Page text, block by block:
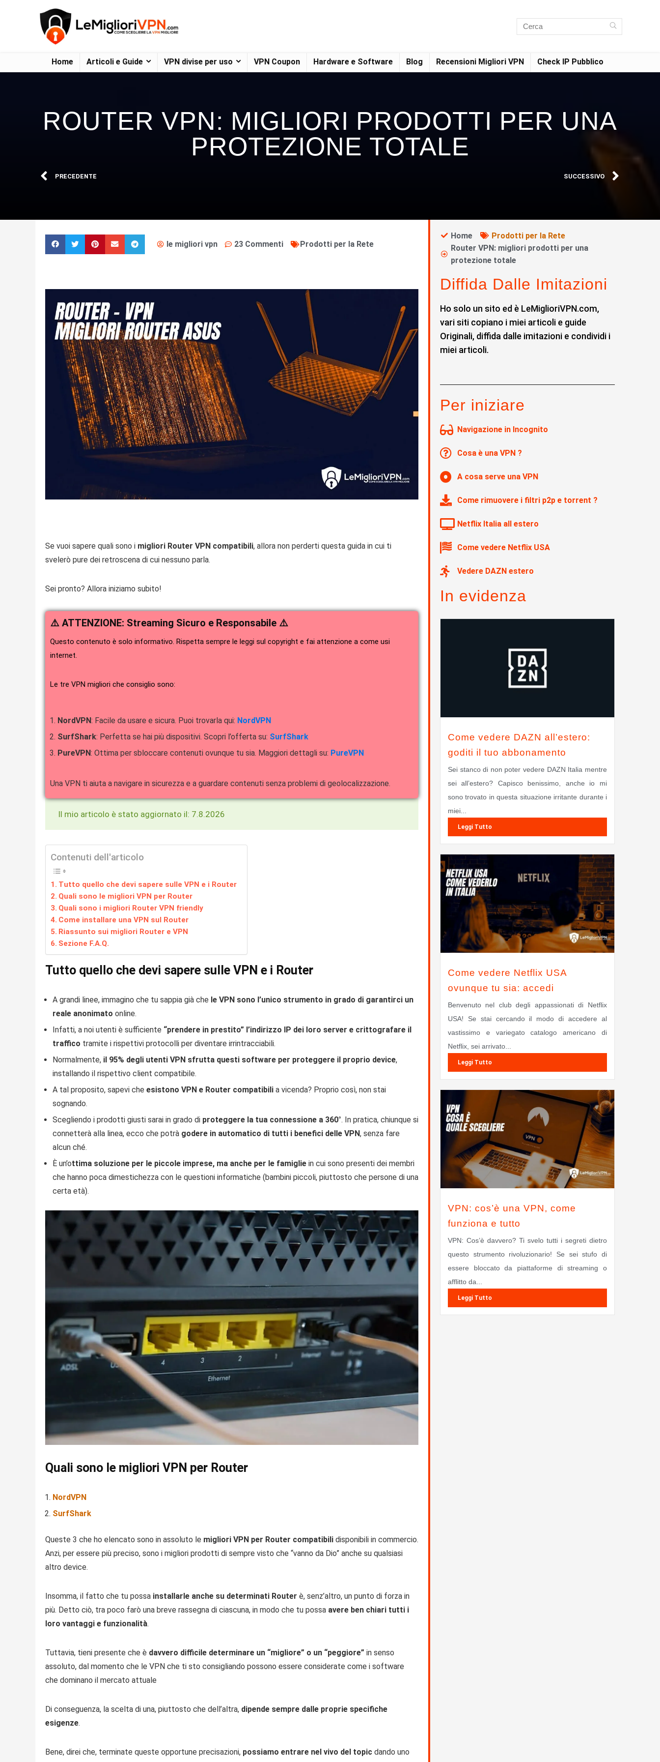
Home Articoli e Guide VPN divise per uso VPN Coupon Hardware e Software Blog Recensioni Migliori VPN Check IP Pubblico
ROUTER VPN: MIGLIORI PRODOTTI PER UNA
PROTEZIONE TOTALE
PRECEDENTE SUCCESSIVO
le migliori vpn 23 Commenti Prodotti per la Rete
Se vuoi sapere quali sono i migliori Router VPN compatibili, allora non perderti questa guida in cui ti
svelerò pure dei retroscena di cui nessuno parla.
Sei pronto? Allora iniziamo subito!
⚠️ ATTENZIONE: Streaming Sicuro e Responsabile ⚠️
Questo contenuto è solo informativo. Rispetta sempre le leggi sul copyright e fai attenzione a come usi
internet.
Le tre VPN migliori che consiglio sono:
NordVPN: Facile da usare e sicura. Puoi trovarla qui: NordVPN
SurfShark: Perfetta se hai più dispositivi. Scopri l’offerta su: SurfShark
PureVPN: Ottima per sbloccare contenuti ovunque tu sia. Maggiori dettagli su: PureVPN
Una VPN ti aiuta a navigare in sicurezza e a guardare contenuti senza problemi di geolocalizzazione.
Il mio articolo è stato aggiornato il: 7.8.2026
Contenuti dell'articolo
Tutto quello che devi sapere sulle VPN e i Router
Quali sono le migliori VPN per Router
Quali sono i migliori Router VPN friendly
Come installare una VPN sul Router
Riassunto sui migliori Router e VPN
Sezione F.A.Q.
Tutto quello che devi sapere sulle VPN e i Router
A grandi linee, immagino che tu sappia già che le VPN sono l’unico strumento in grado di garantirci un
reale anonimato online.
Infatti, a noi utenti è sufficiente “prendere in prestito” l’indirizzo IP dei loro server e crittografare il
traffico tramite i rispettivi protocolli per diventare irrintracciabili.
Normalmente, il 95% degli utenti VPN sfrutta questi software per proteggere il proprio device,
installando il rispettivo client compatibile.
A tal proposito, sapevi che esistono VPN e Router compatibili a vicenda? Proprio così, non stai
sognando.
Scegliendo i prodotti giusti sarai in grado di proteggere la tua connessione a 360°. In pratica, chiunque si
connetterà alla linea, ecco che potrà godere in automatico di tutti i benefici delle VPN, senza fare
alcun ché.
È un’ottima soluzione per le piccole imprese, ma anche per le famiglie in cui sono presenti dei membri
che hanno poca dimestichezza con le questioni informatiche (bambini piccoli, piuttosto che persone di una
certa età).
Quali sono le migliori VPN per Router
NordVPN
SurfShark
Queste 3 che ho elencato sono in assoluto le migliori VPN per Router compatibili disponibili in commercio.
Anzi, per essere più preciso, sono i migliori prodotti di sempre visto che “vanno da Dio” anche su qualsiasi
altro device.
Insomma, il fatto che tu possa installarle anche su determinati Router è, senz’altro, un punto di forza in
più. Detto ciò, tra poco farò una breve rassegna di ciascuna, in modo che tu possa avere ben chiari tutti i
loro vantaggi e funzionalità.
Tuttavia, tieni presente che è davvero difficile determinare un “migliore” o un “peggiore” in senso
assoluto, dal momento che le VPN che ti sto consigliando possono essere considerate come i software
che dominano il mercato attuale
Di conseguenza, la scelta di una, piuttosto che dell’altra, dipende sempre dalle proprie specifiche
esigenze.
Bene, direi che, terminate queste opportune precisazioni, possiamo entrare nel vivo del topic dando uno
Home
Prodotti per la Rete
Router VPN: migliori prodotti per una
protezione totale
Diffida Dalle Imitazioni
Ho solo un sito ed è LeMiglioriVPN.com,
vari siti copiano i miei articoli e guide
Originali, diffida dalle imitazioni e condividi i
miei articoli.
Per iniziare
Navigazione in Incognito
Cosa è una VPN ?
A cosa serve una VPN
Come rimuovere i filtri p2p e torrent ?
Netflix Italia all estero
Come vedere Netflix USA
Vedere DAZN estero
In evidenza
Come vedere DAZN all’estero:
goditi il tuo abbonamento
Sei stanco di non poter vedere DAZN Italia mentre
sei all’estero? Capisco benissimo, anche io mi
sono trovato in questa situazione irritante durante i
miei...
Leggi Tutto
Come vedere Netflix USA
ovunque tu sia: accedi
Benvenuto nel club degli appassionati di Netflix
USA! Se stai cercando il modo di accedere al
vastissimo e variegato catalogo americano di
Netflix, sei arrivato...
Leggi Tutto
VPN: cos’è una VPN, come
funziona e tutto
VPN: Cos’è davvero? Ti svelo tutti i segreti dietro
questo strumento rivoluzionario! Se sei stufo di
essere bloccato da piattaforme di streaming o
afflitto da...
Leggi Tutto